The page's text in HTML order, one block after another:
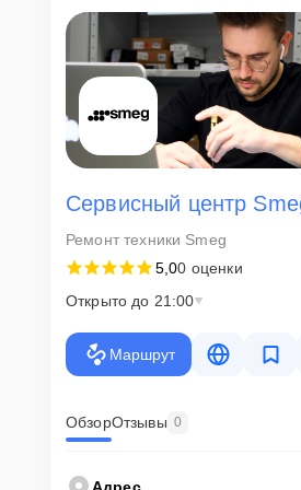
Для всех клиентов действуют
цены. Конечная стоимость работ
коем случае не может измениться в
навязывает клиентам дополнительные
предусматривает скрытые платежи.
стоимость ремонта можно с помощью
Скорость
ремонта
Наша компания ценит время клиентов и
оперативного решения любых вопросов.
клиент сможет забрать свой гаджет в
Внимание! Устройство отправляется на
согласования вариантов запчастей и
изменена в процессе или после
Сервисный центр
Ремонт техники Smeg
5,00 оценки
Открыто до 21:00
Маршрут
ОбзорОтзывы 0
Адрес